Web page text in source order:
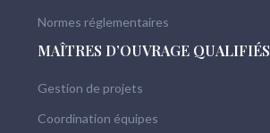
Normes réglementaires
MAÎTRES D’OUVRAGE QUALIFIÉS
Gestion de projets
Coordination équipes